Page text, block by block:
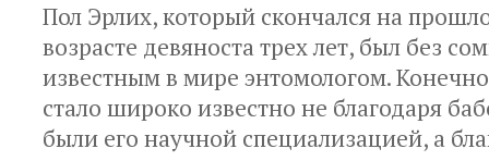
Пол Эрлих, который скончался на
возрасте девяноста трех лет, был без
известным в мире энтомологом.
стало широко известно не благодаря
были его научной специализацией, а